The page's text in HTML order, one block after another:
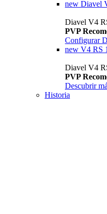
new Diavel
Diavel V4
PVP
Configurar
new V4 RS
Diavel V4
PVP
Descubrir
Historia